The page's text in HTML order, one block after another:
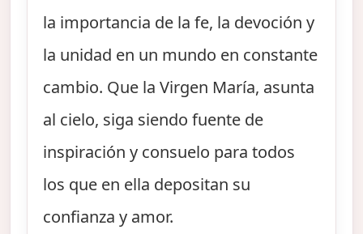
la importancia de la fe, la devoción y
la unidad en un mundo en constante
cambio. Que la Virgen María, asunta
al cielo, siga siendo fuente de
inspiración y consuelo para todos
los que en ella depositan su
confianza y amor.